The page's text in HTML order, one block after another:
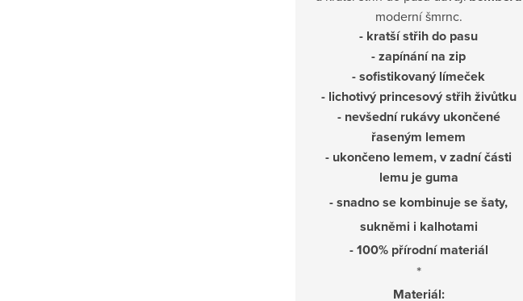
moderní šmrnc.
- kratší střih do pasu
- zapínání na zip
- sofistikovaný límeček
- lichotivý princesový střih živůtku
- nevšední rukávy ukončené
řaseným lemem
- ukončeno lemem, v zadní části
lemu je guma
- snadno se kombinuje se šaty,
sukněmi i kalhotami
- 100% přírodní materiál
*
Materiál: